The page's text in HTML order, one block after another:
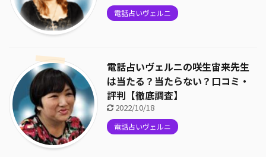
電話占いヴェルニ
電話占いヴェルニの咲生宙来先生
は当たる？当たらない？口コミ・
評判【徹底調査】
2022/10/18
電話占いヴェルニ